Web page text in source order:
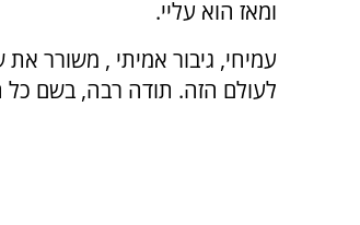
ומאז הוא עליי.
עמיחי, גיבור אמיתי , משורר
לעולם הזה. תודה רבה, בשם